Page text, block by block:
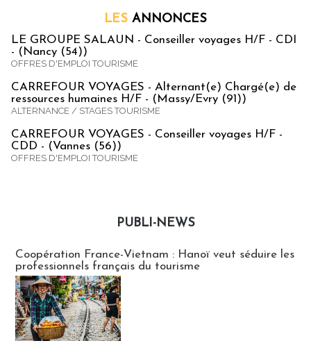
LES ANNONCES
LE GROUPE SALAUN - Conseiller voyages H/F - CDI
- (Nancy (54))
OFFRES D'EMPLOI TOURISME
CARREFOUR VOYAGES - Alternant(e) Chargé(e) de
ressources humaines H/F - (Massy/Evry (91))
ALTERNANCE / STAGES TOURISME
CARREFOUR VOYAGES - Conseiller voyages H/F -
CDD - (Vannes (56))
OFFRES D'EMPLOI TOURISME
PUBLI-NEWS
Coopération France-Vietnam : Hanoï veut séduire les
professionnels français du tourisme